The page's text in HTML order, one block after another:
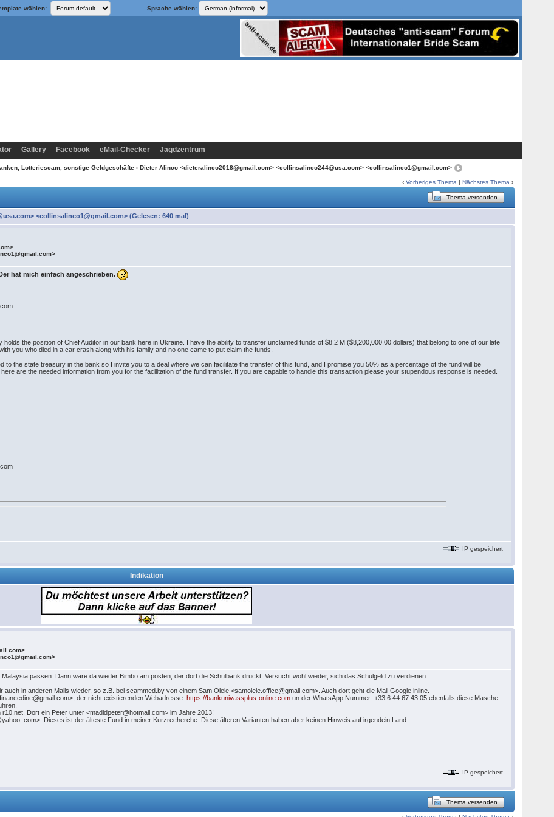
wählen: Sprache wählen:
Gallery Facebook eMail-Checker Jagdzentrum
Lotteriescam, sonstige Geldgeschäfte › Dieter Alinco <dieteralinco2018@gmail.com> <collinsalinco244@usa.com> <collinsalinco1@gmail.com>
‹Vorheriges Thema |Nächstes Thema ›
Thema versenden
<collinsalinco1@gmail.com> (Gelesen: 640 mal)
hat mich einfach angeschrieben.
the position of Chief Auditor in our bank here in Ukraine. I have the ability to transfer unclaimed funds of $8.2 M ($8,200,000.00 dollars) that belong to one of our late
you who died in a car crash along with his family and no one came to put claim the funds.
to the state treasury in the bank so I invite you to a deal where we can facilitate the transfer of this fund, and I promise you 50% as a percentage of the fund will be
are the needed information from you for the facilitation of the fund transfer. If you are capable to handle this transaction please your stupendous response is needed.
IP gespeichert
Indikation
passen. Dann wäre da wieder Bimbo am posten, der dort die Schulbank drückt. Versucht wohl wieder, sich das Schulgeld zu verdienen.
auch in anderen Mails wieder, so z.B. bei scammed.by von einem Sam Olele <samolele.office@gmail.com>. Auch dort geht die Mail Google inline.
der nicht existierenden Webadressehttps://bankunivassplus-online.com un der WhatsApp Nummer +33 6 44 67 43 05 ebenfalls diese Masche
Dort ein Peter unter <madidpeter@hotmail.com> im Jahre 2013!
com>. Dieses ist der älteste Fund in meiner Kurzrecherche. Diese älteren Varianten haben aber keinen Hinweis auf irgendein Land.
IP gespeichert
Thema versenden